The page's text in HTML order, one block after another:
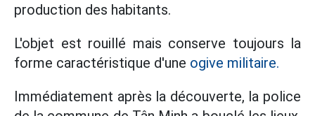
production des habitants.
L'objet est rouillé mais conserve toujours la
forme caractéristique d'une ogive militaire.
Immédiatement après la découverte, la police